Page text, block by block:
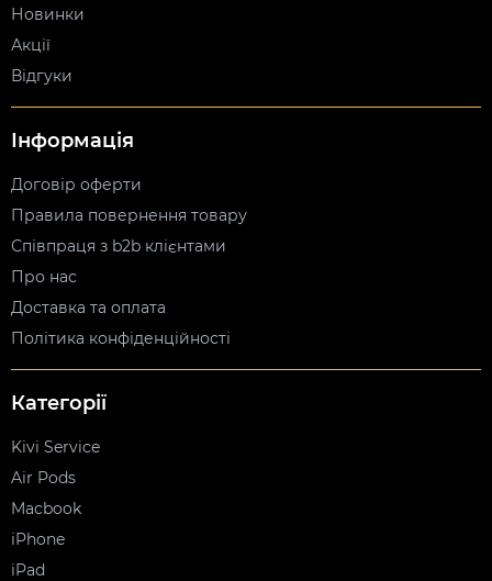
Новинки
Акції
Відгуки
Інформація
Договір оферти
Правила повернення товару
Співпраця з b2b клієнтами
Про нас
Доставка та оплата
Політика конфіденційності
Категорії
Kivi Service
Air Pods
Macbook
iPhone
iPad